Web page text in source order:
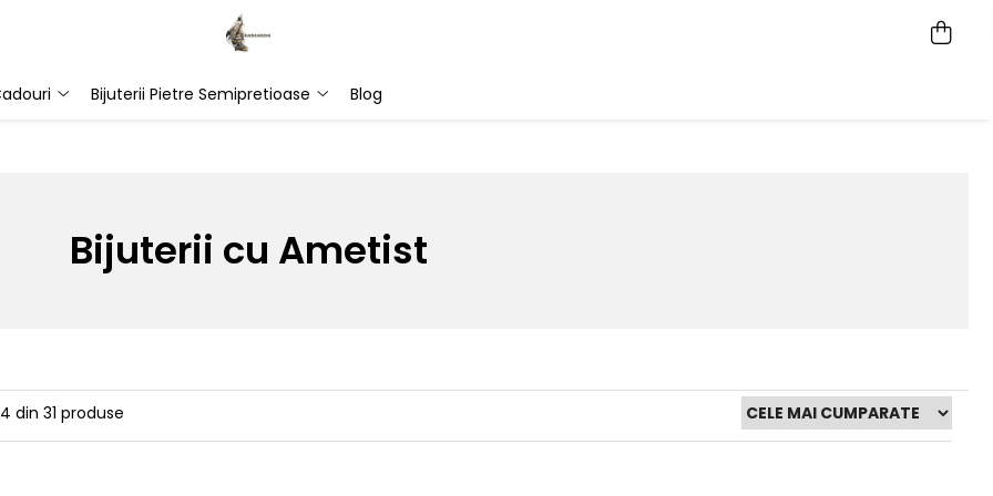
Bijuterii Pietre Semipretioase Blog
Bijuterii cu Ametist
din 31 produse